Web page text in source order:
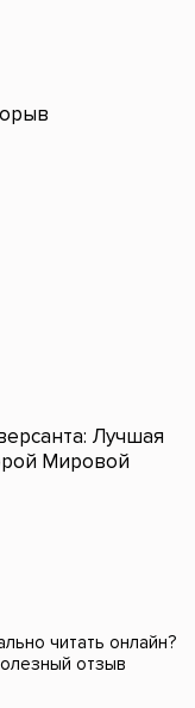
Лучшая
Мировой
читать онлайн?
отзыв